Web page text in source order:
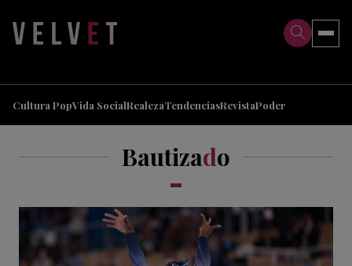
Cultura PopVida SocialRealezaTendenciasRevistaPoder
Bautizado